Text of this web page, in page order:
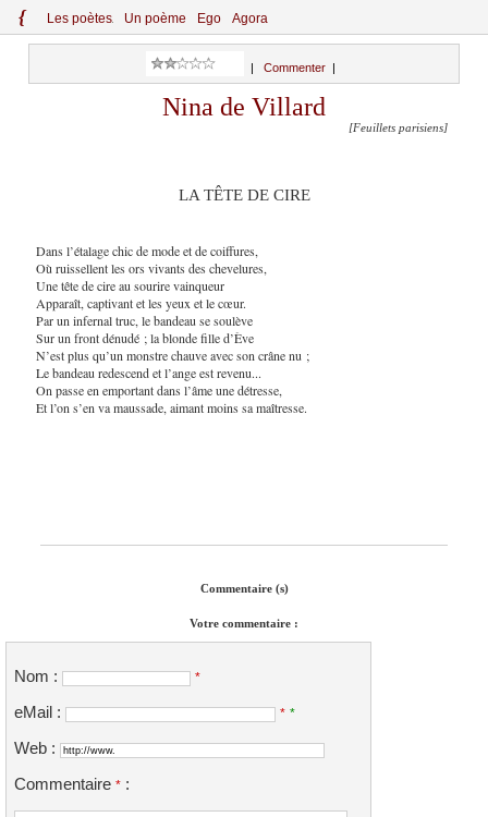
{ Les poètes Un poème Ego Agora
Commenter
Nina de Villard
[Feuillets parisiens]
LA TÊTE DE CIRE
Dans l’étalage chic de mode et de coiffures,
Où ruissellent les ors vivants des chevelures,
Une tête de cire au sourire vainqueur
Apparaît, captivant et les yeux et le cœur.
Par un infernal truc, le bandeau se soulève
Sur un front dénudé ; la blonde fille d’Ève
N’est plus qu’un monstre chauve avec son crâne nu ;
Le bandeau redescend et l’ange est revenu...
On passe en emportant dans l’âme une détresse,
Et l’on s’en va maussade, aimant moins sa maîtresse.
Commentaire (s)
Votre commentaire :
Nom : *
eMail : * *
Web :
Commentaire * :